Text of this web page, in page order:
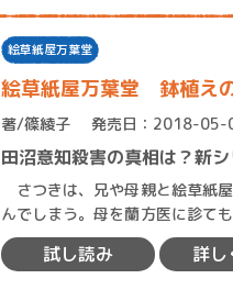
絵草紙屋万葉堂
絵草紙屋万葉堂 鉢植え
著/篠綾子 発売日：2018-05-
田沼意知殺害の真相は？新シ
さつきは、兄や母親と絵草紙
んでしまう。母を蘭方医に診て
れる人を探そうとした。そこで
試し読み 詳し